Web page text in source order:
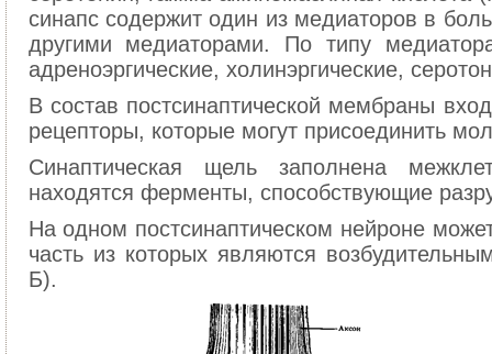
синапс содержит один из медиаторов в
другими медиаторами. По типу
адреноэргические, холинэргические,
В состав постсинаптической мембраны
рецепторы, которые могут присоединить
Синаптическая щель заполнена
находятся ферменты, способствующие
На одном постсинаптическом нейроне
часть из которых являются
Б).